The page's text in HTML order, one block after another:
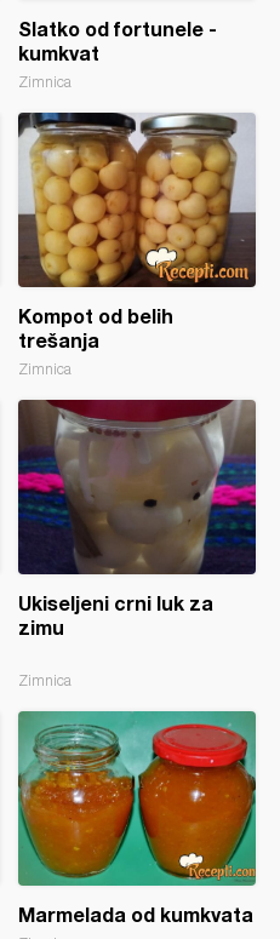
Slatko od fortunele -
kumkvat
Zimnica
Kompot od belih
trešanja
Zimnica
Ukiseljeni crni luk za
zimu
Zimnica
Marmelada od kumkvata